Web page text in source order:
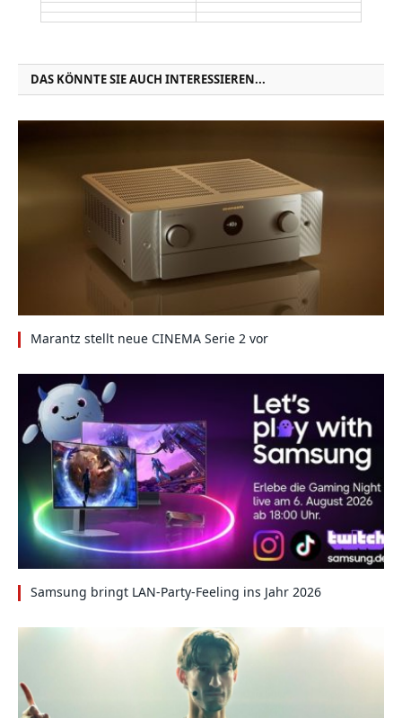
DAS KÖNNTE SIE AUCH INTERESSIEREN...
Marantz stellt neue CINEMA Serie 2 vor
Samsung bringt LAN-Party-Feeling ins Jahr 2026